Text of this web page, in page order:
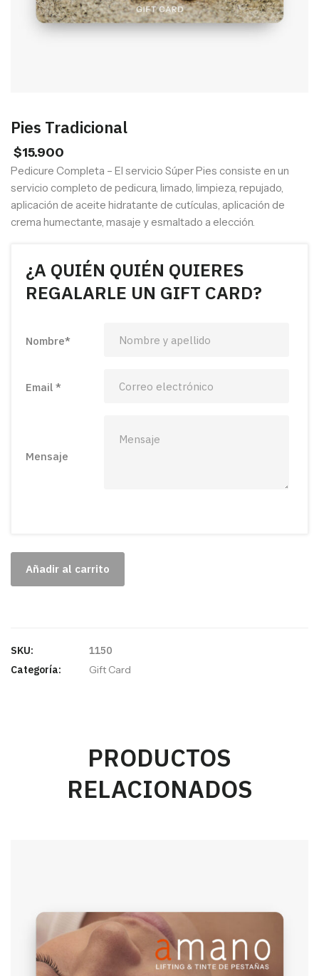
Pies Tradicional
$15.900
Pedicure Completa – El servicio Súper Pies consiste en un
servicio completo de pedicura, limado, limpieza, repujado,
aplicación de aceite hidratante de cutículas, aplicación de
crema humectante, masaje y esmaltado a elección.
¿A QUIÉN QUIÉN QUIERES
REGALARLE UN GIFT CARD?
Nombre*
Email *
Mensaje
Añadir al carrito
SKU:
1150
Categoría:
Gift Card
PRODUCTOS
RELACIONADOS